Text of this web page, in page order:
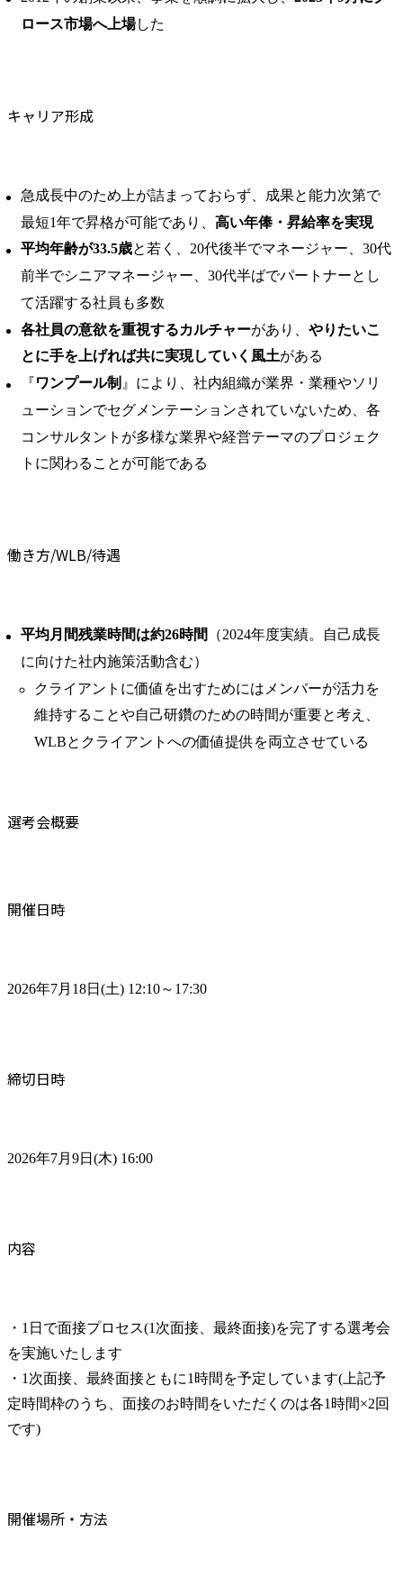
ロース市場へ上場した
キャリア形成
急成長中のため上が詰まっておらず、成果と能力次第で
最短1年で昇格が可能であり、 高い年俸・昇給率を実現
平均年齢が33.5歳と若く、20代後半でマネージャー、30代
前半でシニアマネージャー、30代半ばでパートナーとし
て活躍する社員も多数
各社員の意欲を重視するカルチャーがあり、 やりたいこ
とに手を上げれば共に実現していく風土がある
『ワンプール制 』により、社内組織が業界・業種やソリ
ューションでセグメンテーションされていないため、各
コンサルタントが多様な業界や経営テーマのプロジェク
トに関わることが可能である
働き方/WLB/待遇
平均月間残業時間は約26時間
（2024年度実績。自己成長
に向けた社内施策活動含む）
クライアントに価値を出すためにはメンバーが活力を
維持することや自己研鑽のための時間が重要と考え、
WLBとクライアントへの価値提供を両立させている
選考会概要
開催日時
2026年7月18日(土) 12:10～17:30
締切日時
2026年7月9日(木) 16:00
内容
・1日で面接プロセス(1次面接、最終面接)を完了する選考会
を実施いたします
・1次面接、最終面接ともに1時間を予定しています(上記予
定時間枠のうち、面接のお時間をいただくのは各1時間×2回
です)
開催場所・方法